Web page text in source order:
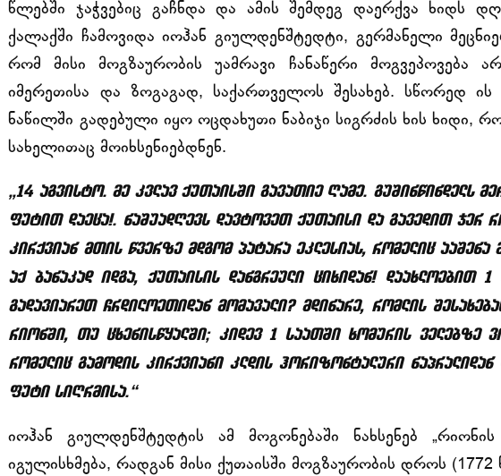
წლებში ჯაჭვებიც გაჩნდა და ამის შემდეგ დაერქვა ხიდს
ქალაქში ჩამოვიდა იოჰან გიულდენშტედტი, გერმანელი
რომ მისი მოგზაურობის უამრავი ჩანაწერი მოგვეპოვება
იმერეთისა და ზოგაგად, საქართველოს შესახებ. სწორედ ის
ნაწილში გადებული იყო ოცდახუთი ნაბიჯი სიგრძის ხის ხიდი,
სახელითაც მოიხსენიებდნენ.
„14 აგვისტო. მე კვლავ ქუთაისში გავათიე ღამე. გუშინწინდელს
ფუტით დაეცა!. ნაშუადღევს დავტოვეთ ქუთაისი და გავედით ჯერ
კირქვიან მთის წვერზე მდგომ პატარა ეკლესიას, რომელიც
აქ ბანაკად იდგა, ქუთაისის დანგრეული ციხიდან! დაახლოებით
გადავიარეთ ჩრდილოეთიდან მომავალი? მდინარე, რომლის
რიონში, თუ ცხენისწყალში; კიდევ 1 საათში ხომურის ველებზე
რომელიც გამოდის კირქვიანი კლდის ჰორიზონტალური ნაპრალიდან
ფუტი სიღრმისა.“
იოჰან გიულდენშტედტის ამ მოგონებაში ნახსენებ
იგულისხმება, რადგან მისი ქუთაისში მოგზაურობის დროს